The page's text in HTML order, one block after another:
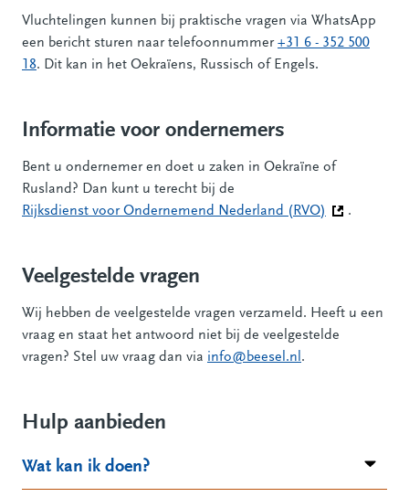
Vluchtelingen kunnen bij praktische vragen via WhatsApp
een bericht sturen naar telefoonnummer+31 6 - 352 500
18. Dit kan in het Oekraïens, Russisch of Engels.
Informatie voor ondernemers
Bent u ondernemer en doet u zaken in Oekraïne of
Rusland? Dan kunt u terecht bij de
Rijksdienst voor Ondernemend Nederland (RVO)
(Deze link
.
Veelgestelde vragen
Wij hebben de veelgestelde vragen verzameld. Heeft u een
vraag en staat het antwoord niet bij de veelgestelde
vragen? Stel uw vraag dan via info@beesel.nl.
Hulp aanbieden
Wat kan ik doen?